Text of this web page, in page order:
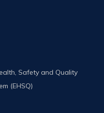
Safety and Quality
(EHSQ)